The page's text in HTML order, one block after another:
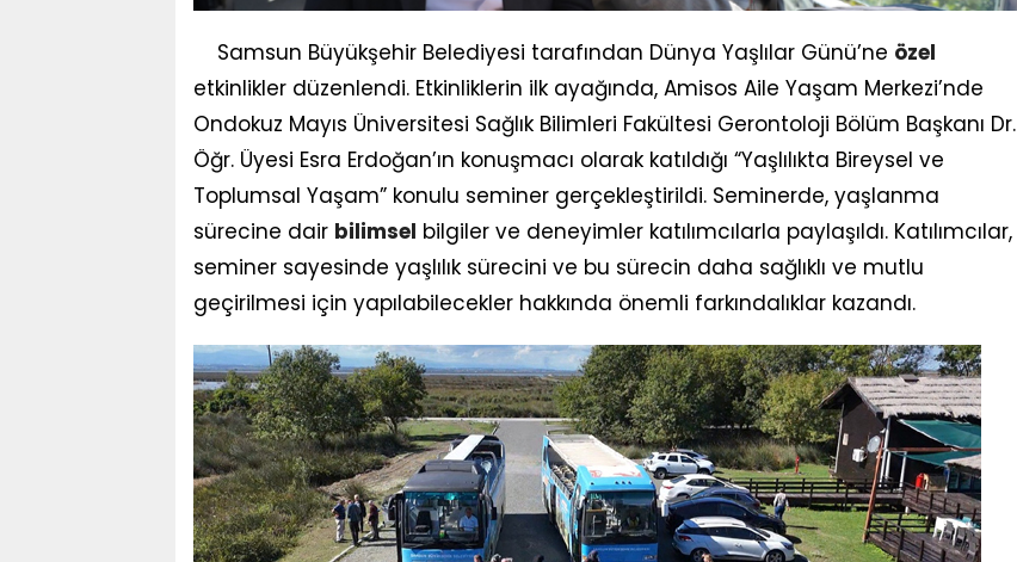
Samsun Büyükşehir Belediyesi tarafından Dünya Yaşlılar Günü’ne özel
etkinlikler düzenlendi. Etkinliklerin ilk ayağında, Amisos Aile Yaşam Merkezi’nde
Ondokuz Mayıs Üniversitesi Sağlık Bilimleri Fakültesi Gerontoloji Bölüm Başkanı Dr.
Öğr. Üyesi Esra Erdoğan’ın konuşmacı olarak katıldığı “Yaşlılıkta Bireysel ve
Toplumsal Yaşam” konulu seminer gerçekleştirildi. Seminerde, yaşlanma
sürecine dair bilimsel bilgiler ve deneyimler katılımcılarla paylaşıldı. Katılımcılar,
seminer sayesinde yaşlılık sürecini ve bu sürecin daha sağlıklı ve mutlu
geçirilmesi için yapılabilecekler hakkında önemli farkındalıklar kazandı.